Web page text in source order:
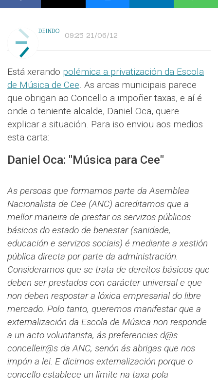
DEINDO 09:25 21/06/12
Está xerando polémica a privatización da Escola
de Música de Cee. As arcas municipais parece
que obrigan ao Concello a impoñer taxas, e aí é
onde o teniente alcalde, Daniel Oca, quere
explicar a situación. Para iso enviou aos medios
esta carta:
Daniel Oca: "Música para Cee"
As persoas que formamos parte da Asemblea
Nacionalista de Cee (ANC) acreditamos que a
mellor maneira de prestar os servizos públicos
básicos do estado de benestar (sanidade,
educación e servizos sociais) é mediante a xestión
pública directa por parte da administración.
Consideramos que se trata de dereitos básicos que
deben ser prestados con carácter universal e que
non deben respostar a lóxica empresarial do libre
mercado. Polo tanto, queremos manifestar que a
externalización da Escola de Música non responde
a un acto voluntarista, ás preferencias d@s
concelleir@s da ANC, senón ás abrigas que nos
impón a lei. E dicimos externalización porque o
concello establece un límite na taxa pola